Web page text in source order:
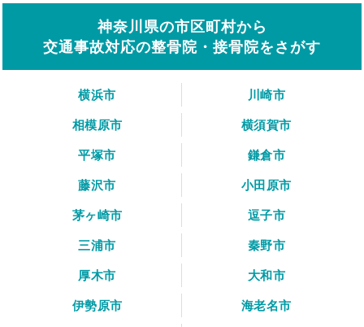
神奈川県の市区町村から
交通事故対応の整骨院・接骨院をさがす
横浜市
川崎市
相模原市
横須賀市
平塚市
鎌倉市
藤沢市
小田原市
茅ヶ崎市
逗子市
三浦市
秦野市
厚木市
大和市
伊勢原市
海老名市